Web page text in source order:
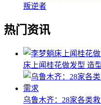
叛逆者
热门资讯
床上闻桂花做发型 造
乌鲁木齐：28家各类